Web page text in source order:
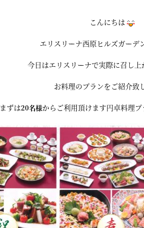
こんにちは
エリスリーナ西原ヒルズガーデ
今日はエリスリーナで実際に召し上
お料理のプランをご紹介致
まずは20名様からご利用頂けます円卓料理プ